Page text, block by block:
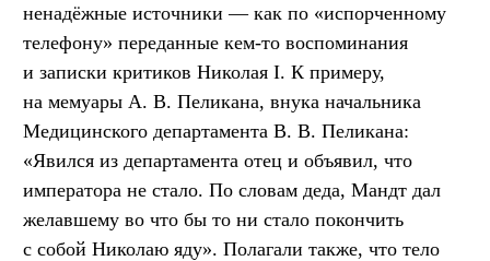
ненадёжные источники — как по «испорченному
телефону» переданные кем-то воспоминания
и записки критиков Николая I. К примеру,
на мемуары А. В. Пеликана, внука начальника
Медицинского департамента В. В. Пеликана:
«Явился из департамента отец и объявил, что
императора не стало. По словам деда, Мандт дал
желавшему во что бы то ни стало покончить
с собой Николаю яду». Полагали также, что тело